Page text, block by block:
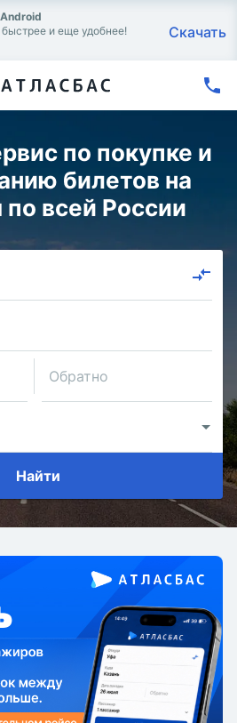
и еще удобнее!
Скачать
по покупке и
билетов на
всей России
Обратно
Найти